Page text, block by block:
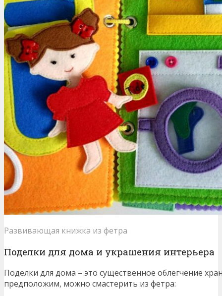
Развивающая книжка из фетра
Поделки для дома и украшения интерьера
Поделки для дома – это существенное облегчение
предположим, можно смастерить из фетра: